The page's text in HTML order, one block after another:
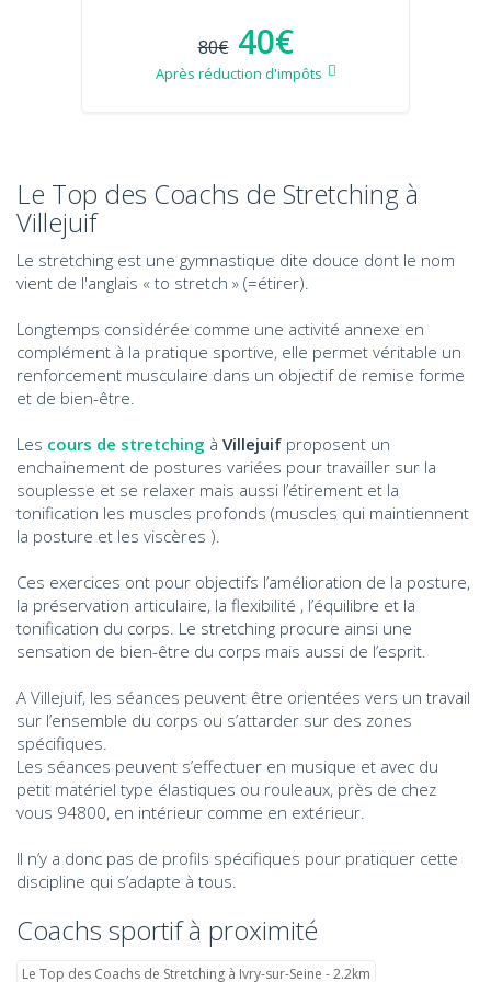
80€ 40€
Après réduction d'impôts
Le Top des Coachs de Stretching à
Villejuif
Le stretching est une gymnastique dite douce dont le nom
vient de l'anglais « to stretch » (=étirer).
Longtemps considérée comme une activité annexe en
complément à la pratique sportive, elle permet véritable un
renforcement musculaire dans un objectif de remise forme
et de bien-être.
Les cours de stretching à Villejuif proposent un
enchainement de postures variées pour travailler sur la
souplesse et se relaxer mais aussi l’étirement et la
tonification les muscles profonds (muscles qui maintiennent
la posture et les viscères ).
Ces exercices ont pour objectifs l’amélioration de la posture,
la préservation articulaire, la flexibilité , l’équilibre et la
tonification du corps. Le stretching procure ainsi une
sensation de bien-être du corps mais aussi de l’esprit.
A Villejuif, les séances peuvent être orientées vers un travail
sur l’ensemble du corps ou s’attarder sur des zones
spécifiques.
Les séances peuvent s’effectuer en musique et avec du
petit matériel type élastiques ou rouleaux, près de chez
vous 94800, en intérieur comme en extérieur.
Il n’y a donc pas de profils spécifiques pour pratiquer cette
discipline qui s’adapte à tous.
Coachs sportif à proximité
Le Top des Coachs de Stretching à Ivry-sur-Seine - 2.2km